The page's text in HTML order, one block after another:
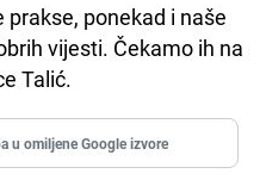
ponekad i naše
vijesti. Čekamo ih na
Talić.
u omiljene Google izvore